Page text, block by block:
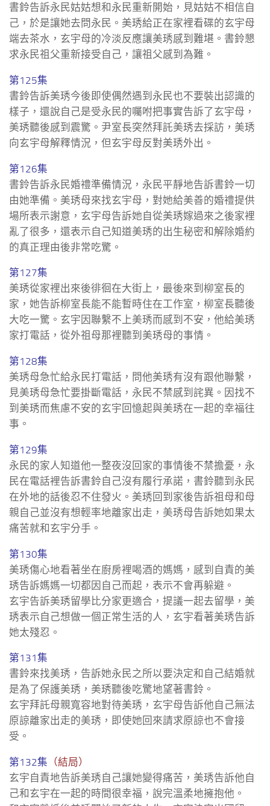
書鈴告訴永民姑姑想和永民重新開始，見姑姑不相信自
己，於是讓她去問永民。美琇給正在家裡看碟的玄宇母
端去茶水，玄宇母的冷淡反應讓美琇感到難堪。書鈴懇
求永民祖父重新接受自己，讓祖父感到為難。
第125集
書鈴告訴美琇今後即使偶然遇到永民也不要裝出認識的
樣子，還說自己是受永民的囑咐把事實告訴了玄宇母，
美琇聽後感到震驚。尹室長突然拜託美琇去採訪，美琇
向玄宇母解釋情況，但玄宇母反對美琇外出。
第126集
書鈴告訴永民婚禮準備情況，永民平靜地告訴書鈴一切
由她準備。美琇母來找玄宇母，對她給美善的婚禮提供
場所表示謝意，玄宇母告訴她自從美琇嫁過來之後家裡
亂了很多，還表示自己知道美琇的出生秘密和解除婚約
的真正理由後非常吃驚。
第127集
美琇從家裡出來後徘徊在大街上，最後來到柳室長的
家，她告訴柳室長能不能暫時住在工作室，柳室長聽後
大吃一驚。玄宇因聯繫不上美琇而感到不安，他給美琇
家打電話，從外祖母那裡聽到美琇母的事情。
第128集
美琇母急忙給永民打電話，問他美琇有沒有跟他聯繫，
見美琇母急忙要掛斷電話，永民不禁感到詫異。因找不
到美琇而焦慮不安的玄宇回憶起與美琇在一起的幸福往
事。
第129集
永民的家人知道他一整夜沒回家的事情後不禁擔憂，永
民在電話裡告訴書鈴自己沒有履行承諾，書鈴聽到永民
在外地的話後忍不住發火。美琇回到家後告訴祖母和母
親自己並沒有想輕率地離家出走，美琇母告訴她如果太
痛苦就和玄宇分手。
第130集
美琇傷心地看著坐在廚房裡喝酒的媽媽，感到自責的美
琇告訴媽媽一切都因自己而起，表示不會再躲避。
玄宇告訴美琇留學比分家更適合，提議一起去留學，美
琇表示自己想做一個正常生活的人，玄宇看著美琇告訴
她太殘忍。
第131集
書鈴來找美琇，告訴她永民之所以要決定和自己結婚就
是為了保護美琇，美琇聽後吃驚地望著書鈴。
玄宇拜託母親寬容地對待美琇，玄宇母告訴他自己無法
原諒離家出走的美琇，即使她回來請求原諒也不會接
受。
第132集 （結局）
玄宇自責地告訴美琇自己讓她變得痛苦，美琇告訴他自
己和玄宇在一起的時間很幸福，說完溫柔地擁抱他。